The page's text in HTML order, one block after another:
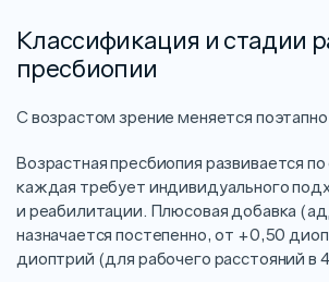
Классификация и стадии
пресбиопии
С возрастом зрение меняется
Возрастная пресбиопия развивается
каждая требует индивидуального
и реабилитации. Плюсовая добавка
назначается постепенно, от +0,50
диоптрий (для рабочего расстояний в